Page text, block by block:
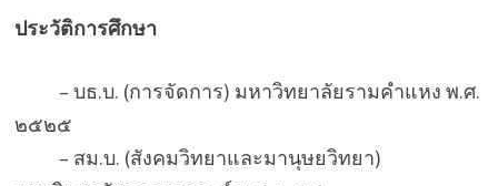
ประวัติการศึกษา
– บธ.บ. (การจัดการ) มหาวิทยาลัยรามคำแหง พ.ศ.
๒๕๒๕
– สม.บ. (สังคมวิทยาและมานุษยวิทยา)